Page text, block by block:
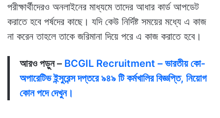
পরীক্ষার্থীদেরও অনলাইনের মাধ্যমে তাদের আধার কার্ড আপডেট
করাতে হবে পর্ষদের কাছে। যদি কেউ নির্দিষ্ট সময়ের মধ্যে এ কাজ
না করেন তাহলে তাকে জরিমানা দিয়ে পরে এ কাজ করাতে হবে।
আরও পড়ুন – BCGIL Recruitment – ভারতীয় কো-
অপারেটিভ ইন্সুরেন্স দপ্তরে ৯৪৯ টি কর্মখালির বিজ্ঞপ্তি, নিয়োগ
কোন পদে দেখুন।